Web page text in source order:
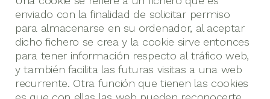
enviado con la finalidad de solicitar permiso
para almacenarse en su ordenador, al aceptar
dicho fichero se crea y la cookie sirve entonces
para tener información respecto al tráfico web,
y también facilita las futuras visitas a una web
recurrente. Otra función que tienen las cookies